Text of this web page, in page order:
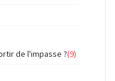
de l'impasse ?(9)